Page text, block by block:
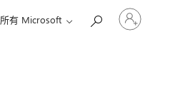
所有 Microsoft
登
入